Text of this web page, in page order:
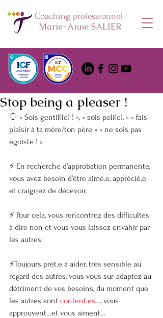
Coaching professionnel
Marie-Anne SALIER
Stop being a pleaser !
🛑 « Sois gentil(le) ! », « sois poli(e), » « fais
plaisir à ta mère/ton père » « ne sois pas
égoïste ! »
⚡ En recherche d’approbation permanente,
vous avez besoin d’être aimé.e, apprécié.e
et craignez de décevoir.
⚡ Pour cela, vous rencontrez des difficultés
à dire non et vous vous laissez envahir par
les autres.
⚡Toujours prêt.e à aider, très sensible au
regard des autres, vous vous sur-adaptez au
détriment de vos besoins, du moment que
les autres sont content.es…, vous
approuvent…et vous aiment…